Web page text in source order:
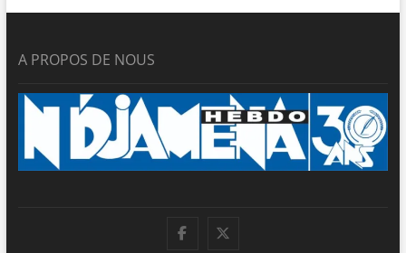
A PROPOS DE NOUS
facebook